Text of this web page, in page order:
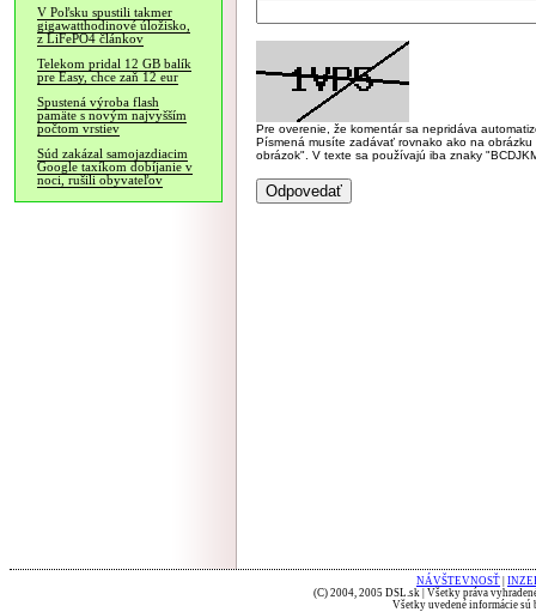
V Poľsku spustili takmer
gigawatthodinové úložisko,
z LiFePO4 článkov
Telekom pridal 12 GB balík
pre Easy, chce zaň 12 eur
Spustená výroba flash
pamäte s novým najvyšším
počtom vrstiev
Súd zakázal samojazdiacim
Google taxíkom dobíjanie v
noci, rušili obyvateľov
Pre overenie, že komentár sa nepridáva
Písmená musíte zadávať rovnako ako na
obrázok". V texte sa používajú iba znaky
NÁVŠTEVNOSŤ
(C) 2004, 2005 DSL.sk | Všetky práva
Všetky uvedené informácie sú